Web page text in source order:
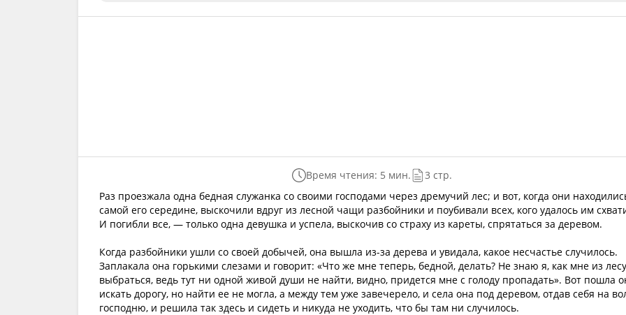
Время чтения: 5 мин.
3 стр.
Раз проезжала одна бедная служанка со своими господами через дремучий лес; и вот, когда они
самой его середине, выскочили вдруг из лесной чащи разбойники и поубивали всех, кого удалось им
И погибли все, — только одна девушка и успела, выскочив со страху из кареты, спрятаться за деревом.
Когда разбойники ушли со своей добычей, она вышла из-за дерева и увидала, какое несчастье случилось.
Заплакала она горькими слезами и говорит: «Что же мне теперь, бедной, делать? Не знаю я, как мне из лесу
выбраться, ведь тут ни одной живой души не найти, видно, придется мне с голоду пропадать». Вот пошла
искать дорогу, но найти ее не могла, а между тем уже завечерело, и села она под деревом, отдав себя на
господню, и решила так здесь и сидеть и никуда не уходить, что бы там ни случилось.